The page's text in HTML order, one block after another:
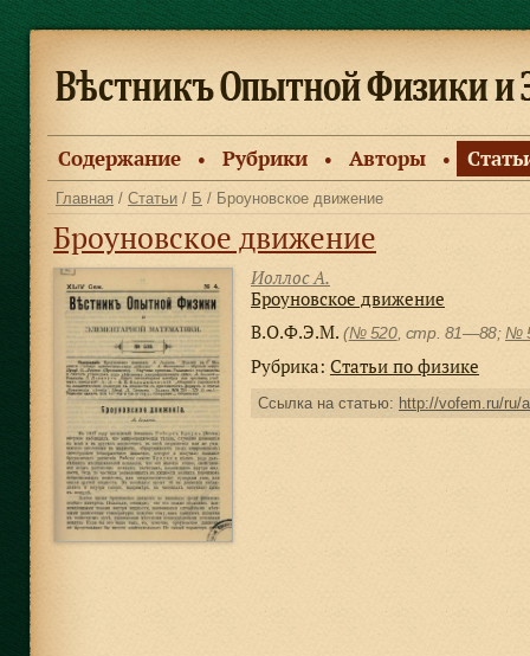
Содержание ● Рубрики ● Авторы ●
Главная / Статьи / Б / Броуновское движение
Броуновское движение
Иоллос А.
Броуновское движение
В.О.Ф.Э.М. (№ 520, стр. 81—88; №
Рубрика: Статьи по физике
Ссылка на статью: http://vofem.ru/ru/